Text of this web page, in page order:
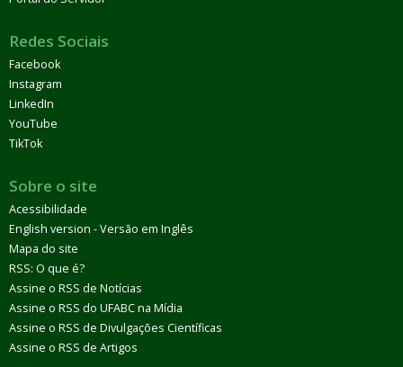
Redes Sociais
Facebook
Instagram
LinkedIn
YouTube
TikTok
Sobre o site
Acessibilidade
English version - Versão em Inglês
Mapa do site
RSS: O que é?
Assine o RSS de Notícias
Assine o RSS do UFABC na Mídia
Assine o RSS de Divulgações Científicas
Assine o RSS de Artigos